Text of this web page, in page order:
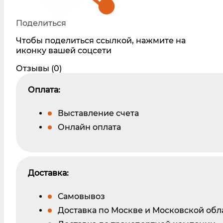
Поделиться
Чтобы поделиться ссылкой, нажмите на
иконку вашей соцсети
Отзывы (0)
Оплата:
Выставление счета
Онлайн оплата
Доставка:
Самовывоз
Доставка по Москве и Московской